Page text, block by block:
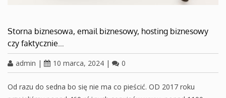
Storna biznesowa, email biznesowy, hosting biznesowy
czy faktycznie…
admin | 10 marca, 2024 | 0
Od razu do sedna bo się nie ma co pieścić. OD 2017 roku